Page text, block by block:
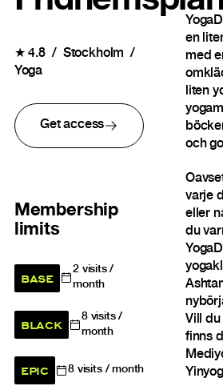
★4.8
Stockholm
Yoga
Get access
Membership
limits
BASE 2visits /
month
BLACK 8visits /
month
EPIC 8visits / month
en
med
liten
och
varje
eller
du
Vill du
finns